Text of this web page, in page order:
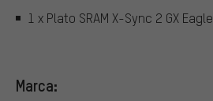
1 x Plato SRAM X-Sync 2 GX Eagle
Marca: